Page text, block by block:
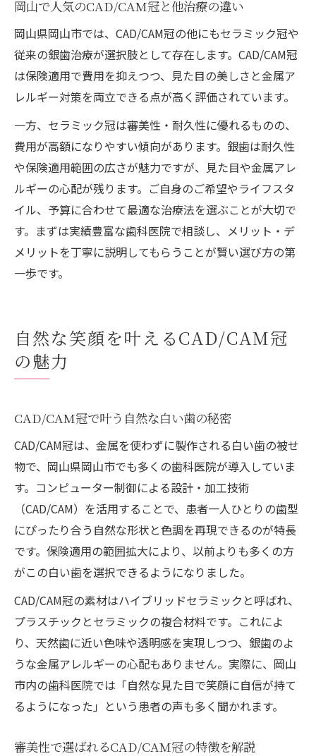
岡山で人気のCAD/CAM冠と他治療の違い
岡山県岡山市では、CAD/CAM冠の他にもセラミック冠や
従来の銀歯治療が選択肢として存在します。CAD/CAM冠
は保険適用で費用を抑えつつ、見た目の美しさと金属ア
レルギー対策を両立できる点が高く評価されています。
一方、セラミック冠は審美性・耐久性に優れるものの、
費用が高額になりやすい傾向があります。銀歯は耐久性
や保険適用範囲の広さが魅力ですが、見た目や金属アレ
ルギーの心配が残ります。ご自身のご希望やライフスタ
イル、予算に合わせて最適な治療法を選ぶことが大切で
す。まずは実績豊富な歯科医院で相談し、メリット・デ
メリットを丁寧に説明してもらうことが賢い選び方の第
一歩です。
自然な笑顔を叶えるCAD/CAM冠
の魅力
CAD/CAM冠で叶う自然な白い歯の秘密
CAD/CAM冠は、金属を使わずに製作される白い歯の被せ
物で、岡山県岡山市でも多くの歯科医院が導入していま
す。コンピューター制御による設計・加工技術
（CAD/CAM）を活用することで、患者一人ひとりの歯型
にぴったり合う自然な形状と色調を再現できるのが特長
です。保険適用の範囲拡大により、以前よりも多くの方
がこの白い歯を選択できるようになりました。
CAD/CAM冠の素材はハイブリッドセラミックと呼ばれ、
プラスチックとセラミックの複合材料です。これによ
り、天然歯に近い色味や透明感を実現しつつ、銀歯のよ
うな金属アレルギーの心配もありません。実際に、岡山
市内の歯科医院では「自然な見た目で笑顔に自信が持て
るようになった」という患者の声も多く聞かれます。
審美性で選ばれるCAD/CAM冠の特徴を解説